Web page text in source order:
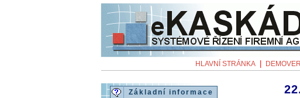
HLAVNÍ STRÁNKA
Základní informace